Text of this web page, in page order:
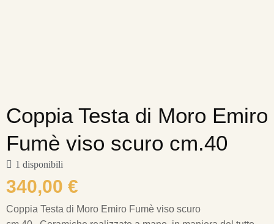
Coppia Testa di Moro Emiro
Fumè viso scuro cm.40
1 disponibili
340,00 €
Coppia Testa di Moro Emiro Fumè viso scuro